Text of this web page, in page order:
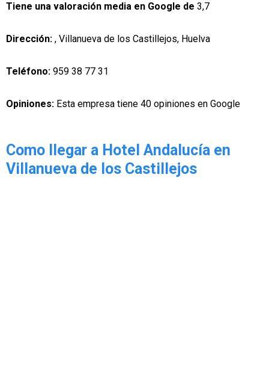
Tiene una valoración media en Google de 3,7
Dirección: , Villanueva de los Castillejos, Huelva
Teléfono: 959 38 77 31
Opiniones: Esta empresa tiene 40 opiniones en Google
Como llegar a Hotel Andalucía en
Villanueva de los Castillejos